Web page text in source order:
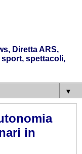
Diretta ARS,
spettacoli,
▼
in